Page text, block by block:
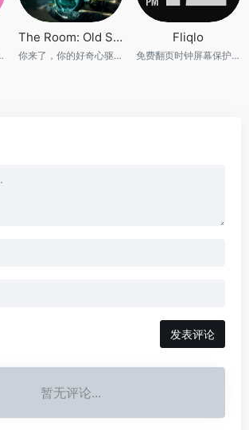
理工具
The Room: Old Sins
你来了，你的好奇心驱使你来到了这里。这里是《迷室》
Fliqlo
免费翻页时钟屏幕保护程序
发表评论
暂无评论...